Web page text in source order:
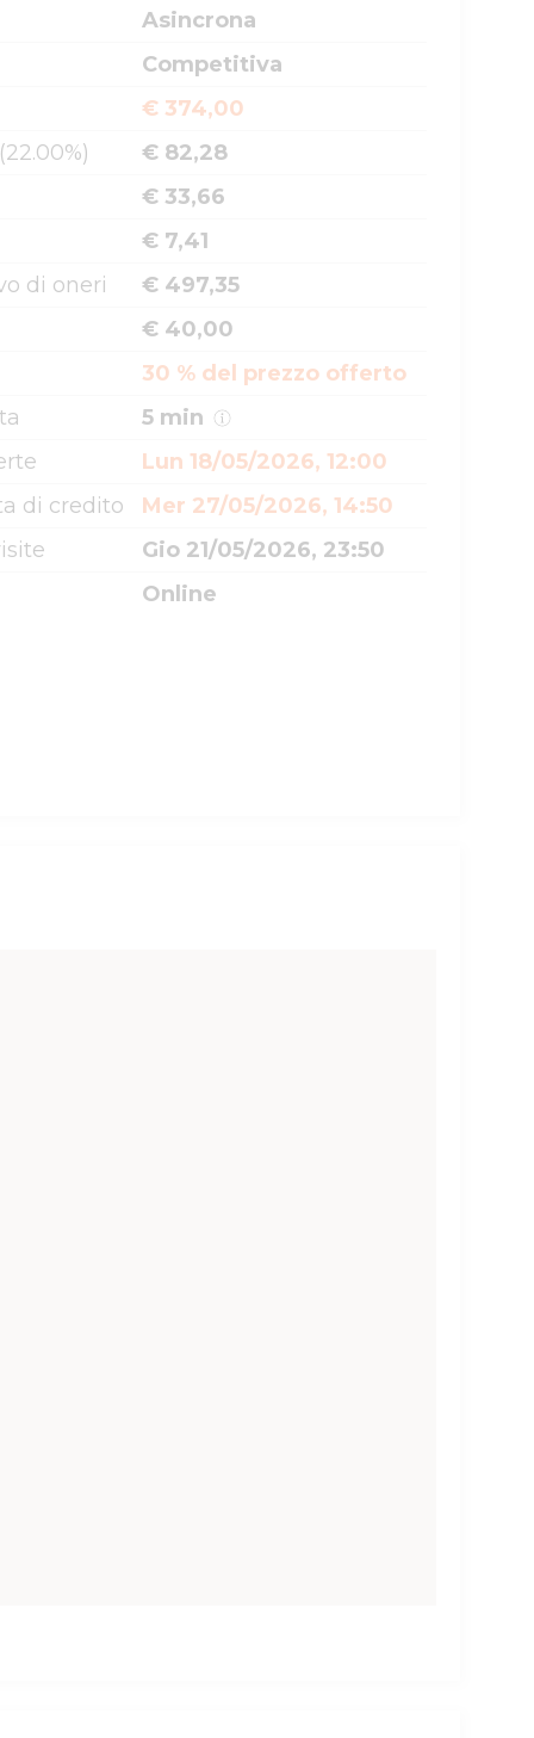
Asincrona
Competitiva
€ 374,00
€ 82,28
€ 33,66
€ 7,41
di oneri
€ 497,35
€ 40,00
30 % del prezzo offerto
5 min
Lun 18/05/2026, 12:00
di credito
Mer 27/05/2026, 14:50
Gio 21/05/2026, 23:50
Online